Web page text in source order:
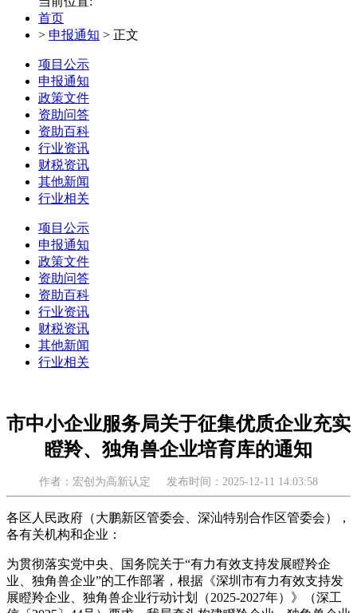
首页
> 申报通知 > 正文
项目公示
申报通知
政策文件
资助问答
资助百科
行业资讯
财税资讯
其他新闻
行业相关
项目公示
申报通知
政策文件
资助问答
资助百科
行业资讯
财税资讯
其他新闻
行业相关
市中小企业服务局关于征集优质企业充实
瞪羚、独角兽企业培育库的通知
作者：宏创为高新认定 发布时间：2025-12-11 14:03:58
各区人民政府（大鹏新区管委会、深汕特别合作区管委会），
各有关机构和企业：
为贯彻落实党中央、国务院关于“有力有效支持发展瞪羚企
业、独角兽企业”的工作部署，根据《深圳市有力有效支持发
展瞪羚企业、独角兽企业行动计划（2025-2027年）》（深工